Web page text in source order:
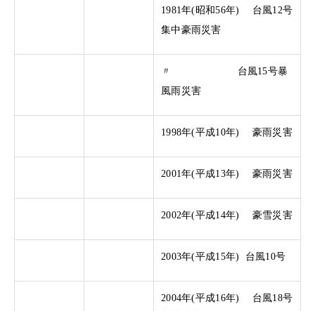
1981年(昭和56年) 台風12号
集中豪雨災害
〃 台風15号暴
風雨災害
1998年(平成10年) 豪雨災害
2001年(平成13年) 豪雨災害
2002年(平成14年) 豪雪災害
2003年(平成15年) 台風10号
2004年(平成16年) 台風18号